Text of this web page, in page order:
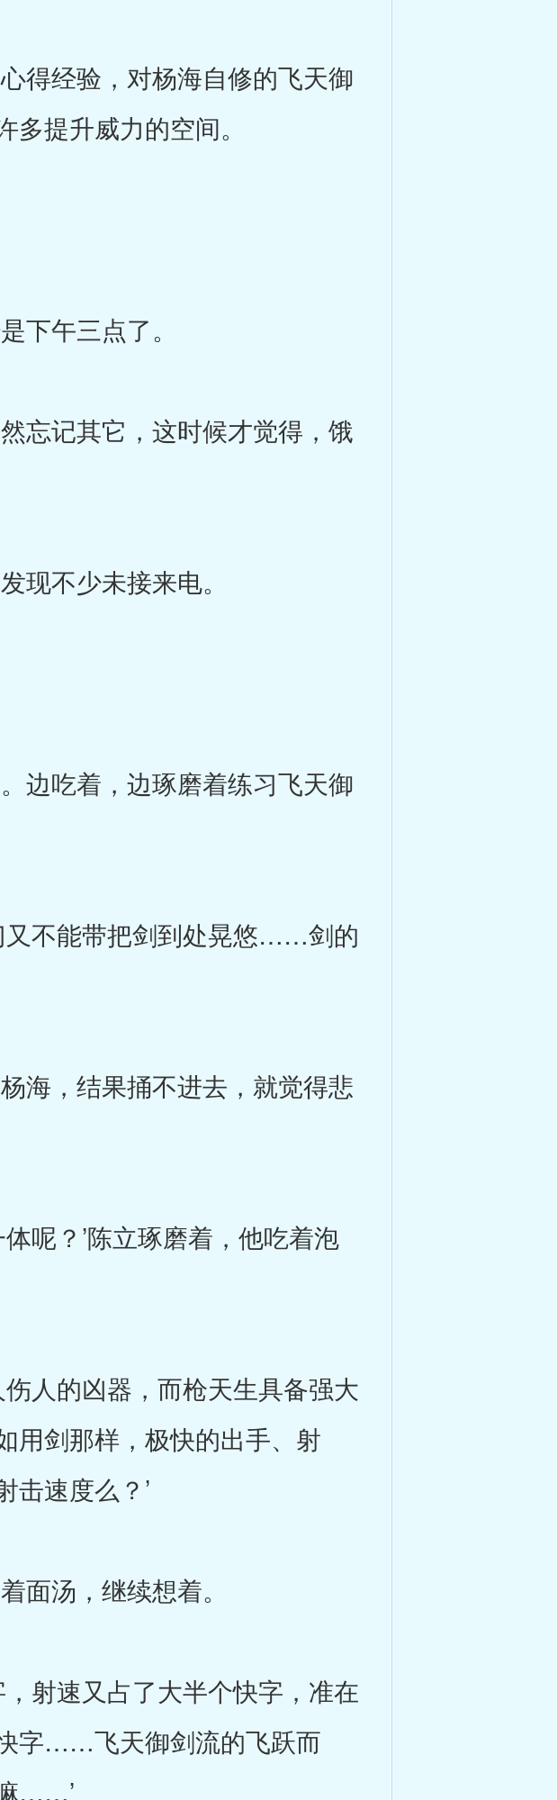
经验，对杨海自修的飞天御
提升威力的空间。
午三点了。
记其它，这时候才觉得，饿
不少未接来电。
吃着，边琢磨着练习飞天御
不能带把剑到处晃悠……剑的
，结果捅不进去，就觉得悲
？’陈立琢磨着，他吃着泡
人的凶器，而枪天生具备强大
剑那样，极快的出手、射
击速度么？’
汤，继续想着。
射速又占了大半个快字，准在
字……飞天御剑流的飞跃而
……’